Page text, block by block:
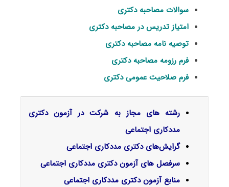
سوالات مصاحبه دکتری
امتیاز تدریس در مصاحبه دکتری
توصیه نامه مصاحبه دکتری
فرم رزومه مصاحبه دکتری
فرم صلاحیت عمومی دکتری
رشته های مجاز به شرکت در آزمون دکتری
مددکاری اجتماعی
گرایش‌های دکتری مددکاری اجتماعی
سرفصل‌ های آزمون دکتری مددکاری اجتماعی
منابع آزمون دکتری مددکاری اجتماعی